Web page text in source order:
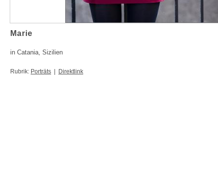
Marie
in Catania, Sizilien
Rubrik: Porträts Direktlink